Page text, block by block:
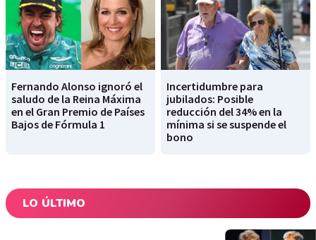
Fernando Alonso ignoró el
saludo de la Reina Máxima
en el Gran Premio de Países
Bajos de Fórmula 1
Incertidumbre para
jubilados: Posible
reducción del 34% en la
mínima si se suspende el
bono
LO ÚLTIMO